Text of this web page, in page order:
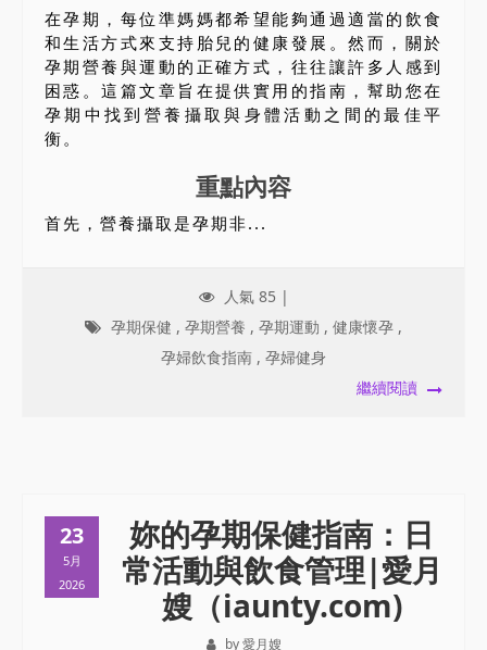
在孕期，每位準媽媽都希望能夠通過適當的飲食
和生活方式來支持胎兒的健康發展。然而，關於
孕期營養與運動的正確方式，往往讓許多人感到
困惑。這篇文章旨在提供實用的指南，幫助您在
孕期中找到營養攝取與身體活動之間的最佳平
衡。
重點內容
首先，營養攝取是孕期非...
人氣 85 |
孕期保健 , 孕期營養 , 孕期運動 , 健康懷孕 ,
孕婦飲食指南 , 孕婦健身
繼續閱讀
23
5月
2026
妳的孕期保健指南：日
常活動與飲食管理|愛月
嫂（iaunty.com)
by 愛月嫂